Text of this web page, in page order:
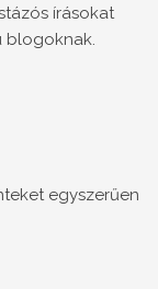
írásokat
blogoknak.
egyszerűen